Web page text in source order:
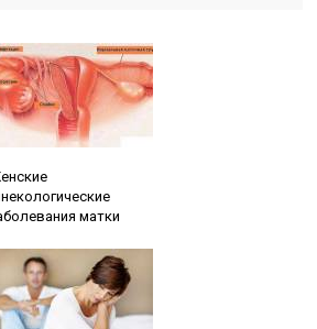
матки